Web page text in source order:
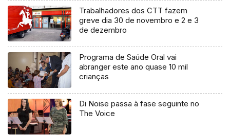
Trabalhadores dos CTT fazem
greve dia 30 de novembro e 2 e 3
de dezembro
Programa de Saúde Oral vai
abranger este ano quase 10 mil
crianças
Di Noise passa à fase seguinte no
The Voice